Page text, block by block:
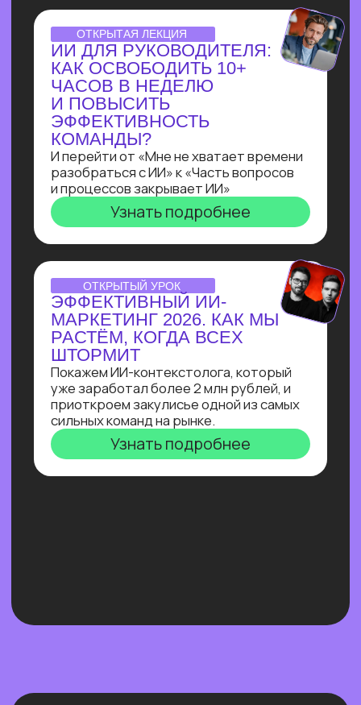
ПРАКТИКУМ
ПО ЧАТ-БОТАМ:КАК
НАЧАТЬ ЗАРАБАТЫВАТЬ
НА БОТАХ В ЭПОХУ
БЛОКИРОВОК
В прямом эфире технический директор
разберет процесс выполнения заказа:
от получения ТЗ
до сборки. И поделится, как новичку
создавать востребованные решения
для бизнеса, за которые готовы
платить от 100 000 рублей!
Узнать подробнее
С НУЛЯ!
Всего за три урока ты выполнишь
реальный заказ с биржи: соберёшь
полноценного бота-нутрициолога
с ИИI-ассистентом
на Salebot и поймешь, можешь ли
ты зарабатывать на разработке чат-
ботов от 100 т.р.
Узнать подробнее
инструментов!